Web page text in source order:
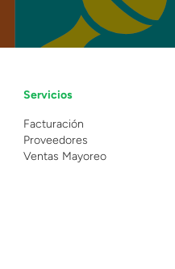
Servicios
Facturación
Proveedores
Ventas Mayoreo